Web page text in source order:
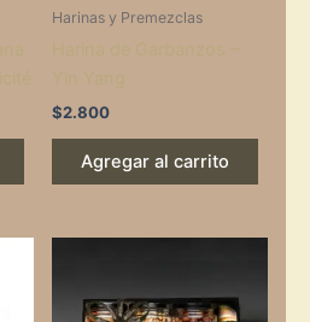
Harinas y Premezclas
$2.800
Agregar al carrito